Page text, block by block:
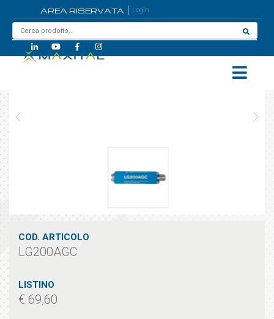
AREA RISERVATA Login
COD. ARTICOLO
LG200AGC
LISTINO
€ 69,60